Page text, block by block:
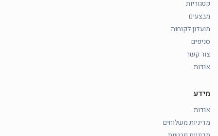
קטגוריות
מבצעים
מועדון לקוחות
סניפים
צור קשר
אודות
מידע
אודות
מדיניות משלוחים